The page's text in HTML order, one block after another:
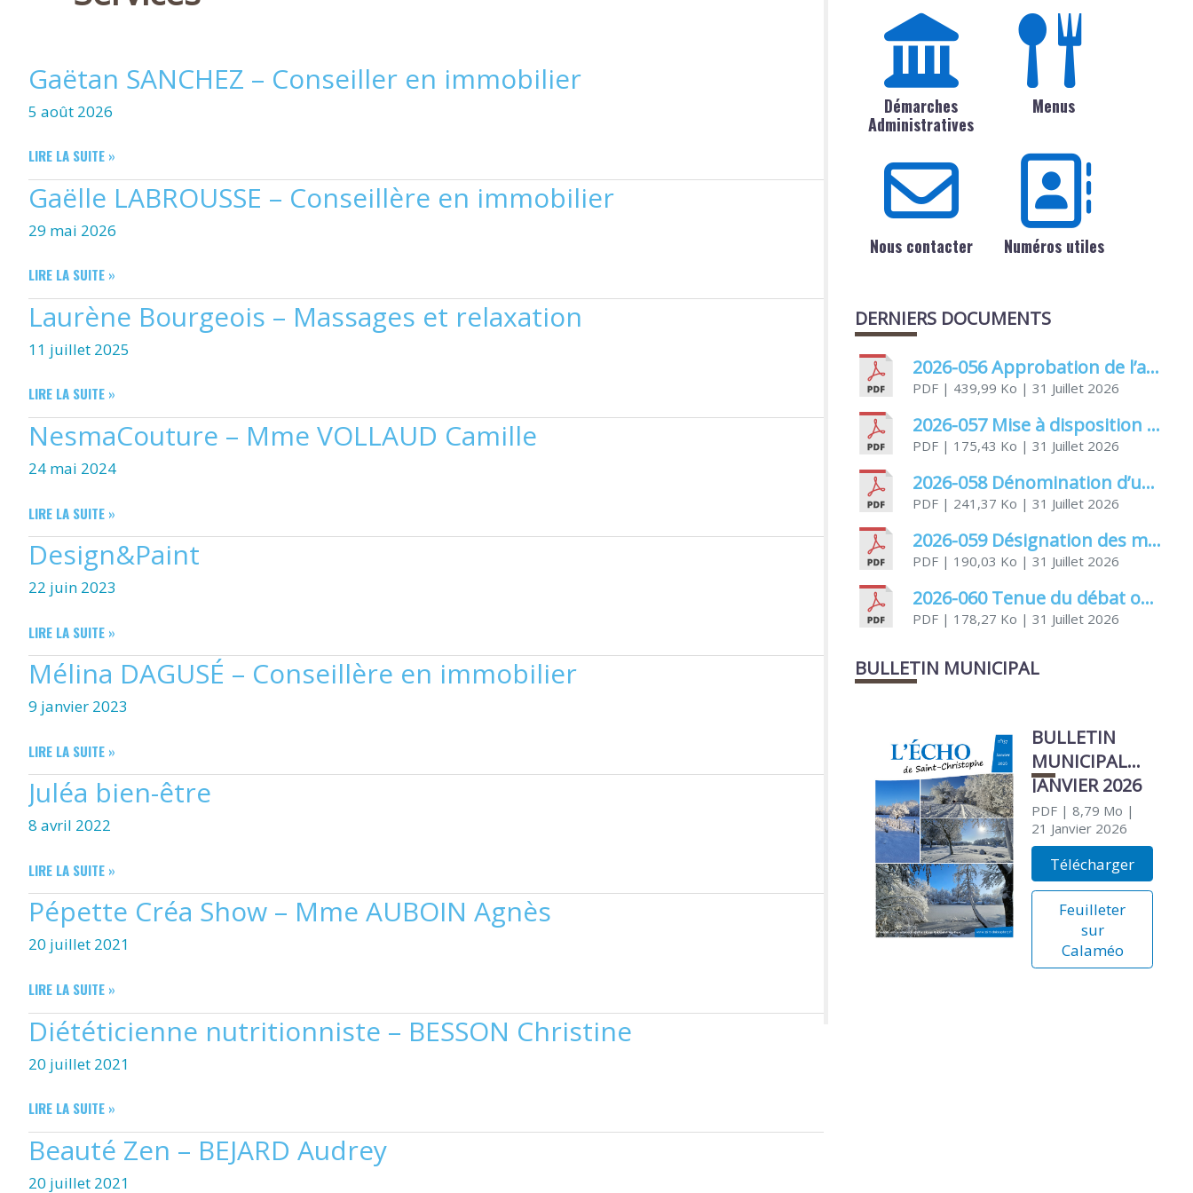
Gaëtan SANCHEZ – Conseiller en immobilier
5 août 2026
GAËTAN
–
CONSEILLER
EN
LIRE LA SUITE »
Gaëlle LABROUSSE – Conseillère en immobilier
29 mai 2026
GAËLLE
–
CONSEILLÈRE
EN
LIRE LA SUITE »
Laurène Bourgeois – Massages et relaxation
11 juillet 2025
LAURÈNE
BOURGEOIS
–
MASSAGES
ET
LIRE LA SUITE »
NesmaCouture – Mme VOLLAUD Camille
24 mai 2024
NESMACOUTURE
–
MME
VOLLAUD
CAMILLE
LIRE LA SUITE »
Design&Paint
22 juin 2023
DESIGN&PAINT
LIRE LA SUITE »
Mélina DAGUSÉ – Conseillère en immobilier
9 janvier 2023
MÉLINA
DAGUSÉ
–
CONSEILLÈRE
EN
LIRE LA SUITE »
Juléa bien-être
8 avril 2022
JULÉA
BIEN-
ÊTRE
LIRE LA SUITE »
Pépette Créa Show – Mme AUBOIN Agnès
20 juillet 2021
PÉPETTE
SHOW
–
MME
AGNÈS
LIRE LA SUITE »
Diététicienne nutritionniste – BESSON Christine
20 juillet 2021
DIÉTÉTICIENNE
–
BESSON
CHRISTINE
LIRE LA SUITE »
Beauté Zen – BEJARD Audrey
20 juillet 2021
Démarches
Administratives
Menus
Nous contacter Numéros utiles
DERNIERS DOCUMENTS
2026-056 Approbation de l’avenant 1 à la convention de l’aide au titre du fonds de concours de la CDA
PDF | 439,99 Ko | 31 Juillet 2026
2026-057 Mise à disposition à titre onéreux des salles communales
PDF | 175,43 Ko | 31 Juillet 2026
2026-058 Dénomination d’une voie communale
PDF | 241,37 Ko | 31 Juillet 2026
2026-059 Désignation des membres élus et non élus siégeant à la commission électorale
PDF | 190,03 Ko | 31 Juillet 2026
2026-060 Tenue du débat obligatoire relatif à la protection sociale complémentaire
PDF | 178,27 Ko | 31 Juillet 2026
BULLETIN MUNICIPAL
BULLETIN
MUNICIPAL
JANVIER 2026
PDF| 8,79 Mo |
21 Janvier 2026
Télécharger
Feuilleter
sur
Calaméo